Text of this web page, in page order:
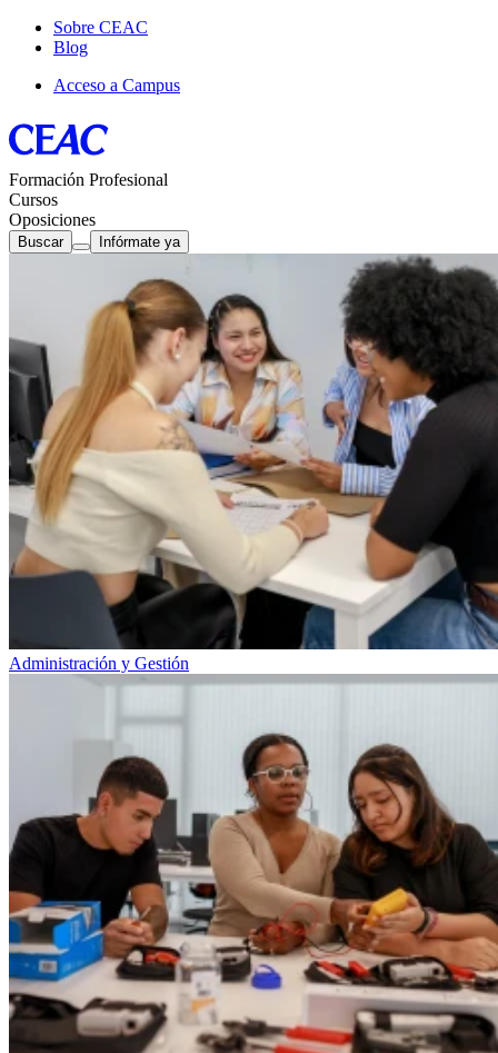
Sobre CEAC
Blog
Acceso a Campus
Formación Profesional
Cursos
Oposiciones
Buscar Infórmate ya
Administración y Gestión